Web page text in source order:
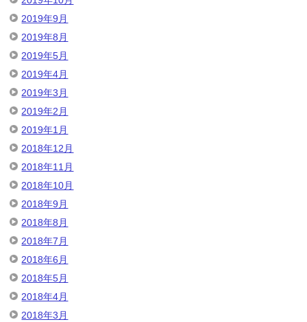
2019年9月
2019年8月
2019年5月
2019年4月
2019年3月
2019年2月
2019年1月
2018年12月
2018年11月
2018年10月
2018年9月
2018年8月
2018年7月
2018年6月
2018年5月
2018年4月
2018年3月